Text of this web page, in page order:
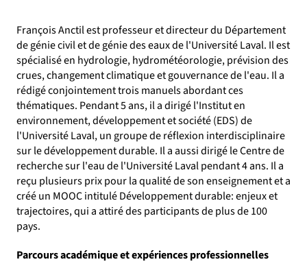
François Anctil est professeur et directeur du Département
de génie civil et de génie des eaux de l'Université Laval. Il est
spécialisé en hydrologie, hydrométéorologie, prévision des
crues, changement climatique et gouvernance de l'eau. Il a
rédigé conjointement trois manuels abordant ces
thématiques. Pendant 5 ans, il a dirigé l'Institut en
environnement, développement et société (EDS) de
l'Université Laval, un groupe de réflexion interdisciplinaire
sur le développement durable. Il a aussi dirigé le Centre de
recherche sur l'eau de l'Université Laval pendant 4 ans. Il a
reçu plusieurs prix pour la qualité de son enseignement et a
créé un MOOC intitulé Développement durable: enjeux et
trajectoires, qui a attiré des participants de plus de 100
pays.
Parcours académique et expériences professionnelles